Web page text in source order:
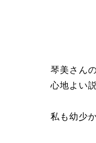
琴美さん
心地よい
私も幼少